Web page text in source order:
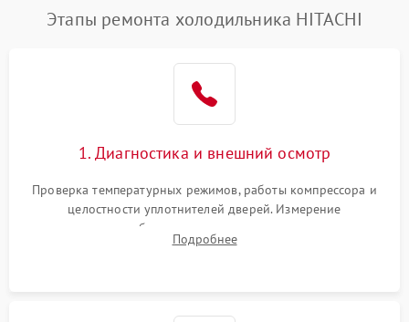
Поломка системы No Frost 2600 ₽ Подробнее →
работе
2000 ₽ Подробнее →
1000 ₽
1800 ₽
Этапы ремонта холодильника HITACHI
1. Диагностика и внешний осмотр
Проверка температурных режимов, работы компрессора и
целостности уплотнителей дверей. Измерение
сопротивления обмоток мотора, проверка термостата и
считывание кодов ошибок с электронного дисплея.
Подробнее